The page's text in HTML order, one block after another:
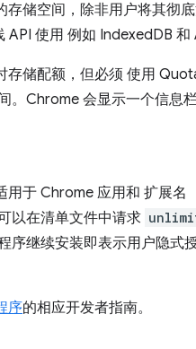
储空间，除非用户将其彻
使用 例如 IndexedDB 和
存储配额，但必须 使用
。Chrome 会显示一个信息
于 Chrome 应用和 扩展
以在清单文件中请求
序继续安装即表示用户隐式
序的相应开发者指南。